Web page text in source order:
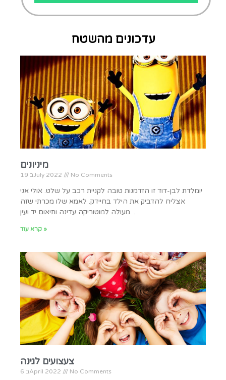
עדכונים מהשטח
מיניונים
19 בJuly 2022 No Comments
יומלדת לבן-דוד זו הזדמנות טובה לקניית רכב על שלט. אולי אני
אצליח להדביק את הילד בחיידק. לאמא שלו מכרתי שזה
מעולה למוטוריקה עדינה ותיאום יד ועין. .
קרא עוד »
צעצועים לגינה
6 בApril 2022 No Comments